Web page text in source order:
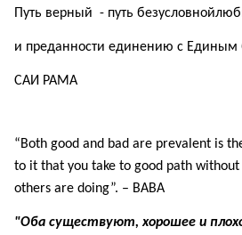
Путь верный - путь
и преданности единению с Единым
САИ РАМА
“Both good and bad are prevalent is
to it that you take to good path
others are doing”. – BABA
"Оба существуют, хорошее и